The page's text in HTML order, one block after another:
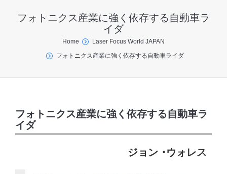
ピックアップ
サービス
フォトニクス産業に強く依存する自動車ラ
イダ
You are here:Home
Laser Focus World JAPAN
フォトニクス産業に強く依存する自動車ライダ
フォトニクス産業に強く依存する自動車ラ
イダ
ジョン ･ウォレス